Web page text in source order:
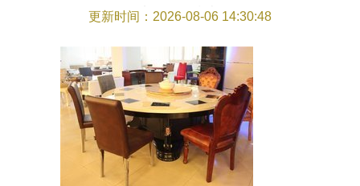
加工全面指南
更新时间：2026-08-06 14:30:48